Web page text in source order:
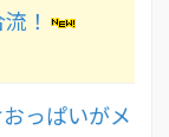
！
っぱいがメ